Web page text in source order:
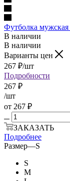
Футболка
В наличии
В наличии
Варианты цен
267 ₽/шт
Подробности
267 ₽
/шт
от 267 ₽
ЗАКАЗАТЬ
Подробнее
Размер—S
S
M